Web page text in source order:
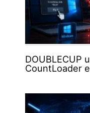
DOUBLECUP
CountLoader